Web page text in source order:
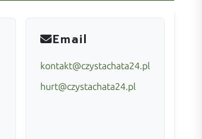
Email
kontakt@czystachata24.pl
hurt@czystachata24.pl